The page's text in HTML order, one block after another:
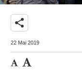
share
22 Mai 2019